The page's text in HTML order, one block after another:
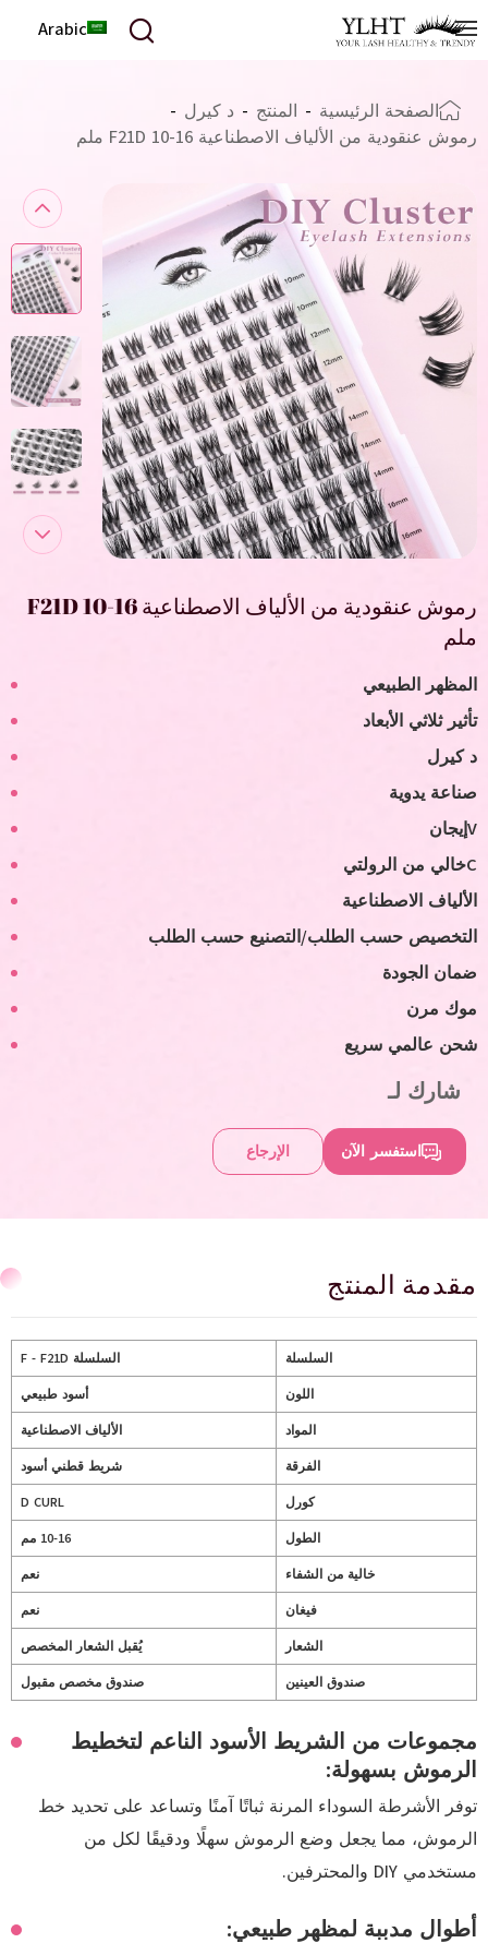
Arabic
الصفحة الرئيسية - المنتج - د كيرل -
رموش عنقودية من الألياف الاصطناعية F21D 10-16 ملم
رموش عنقودية من الألياف الاصطناعية F21D 10-16
ملم
المظهر الطبيعي
تأثير ثلاثي الأبعاد
د كيرل
صناعة يدوية
Vإيجان
Cخالي من الرولتي
الألياف الاصطناعية
التخصيص حسب الطلب/التصنيع حسب الطلب
ضمان الجودة
موك مرن
شحن عالمي سريع
شارك لـ
استفسر الآن الإرجاع
مقدمة المنتج
السلسلة السلسلة F - F21D
اللون أسود طبيعي
المواد الألياف الاصطناعية
الفرقة شريط قطني أسود
كورل D CURL
الطول 10-16 مم
خالية من الشفاء نعم
فيغان نعم
الشعار يُقبل الشعار المخصص
صندوق العينين صندوق مخصص مقبول
مجموعات من الشريط الأسود الناعم لتخطيط
الرموش بسهولة:
توفر الأشرطة السوداء المرنة ثباتًا آمنًا وتساعد على تحديد خط
الرموش، مما يجعل وضع الرموش سهلًا ودقيقًا لكل من
مستخدمي DIY والمحترفين.
أطوال مدببة لمظهر طبيعي: